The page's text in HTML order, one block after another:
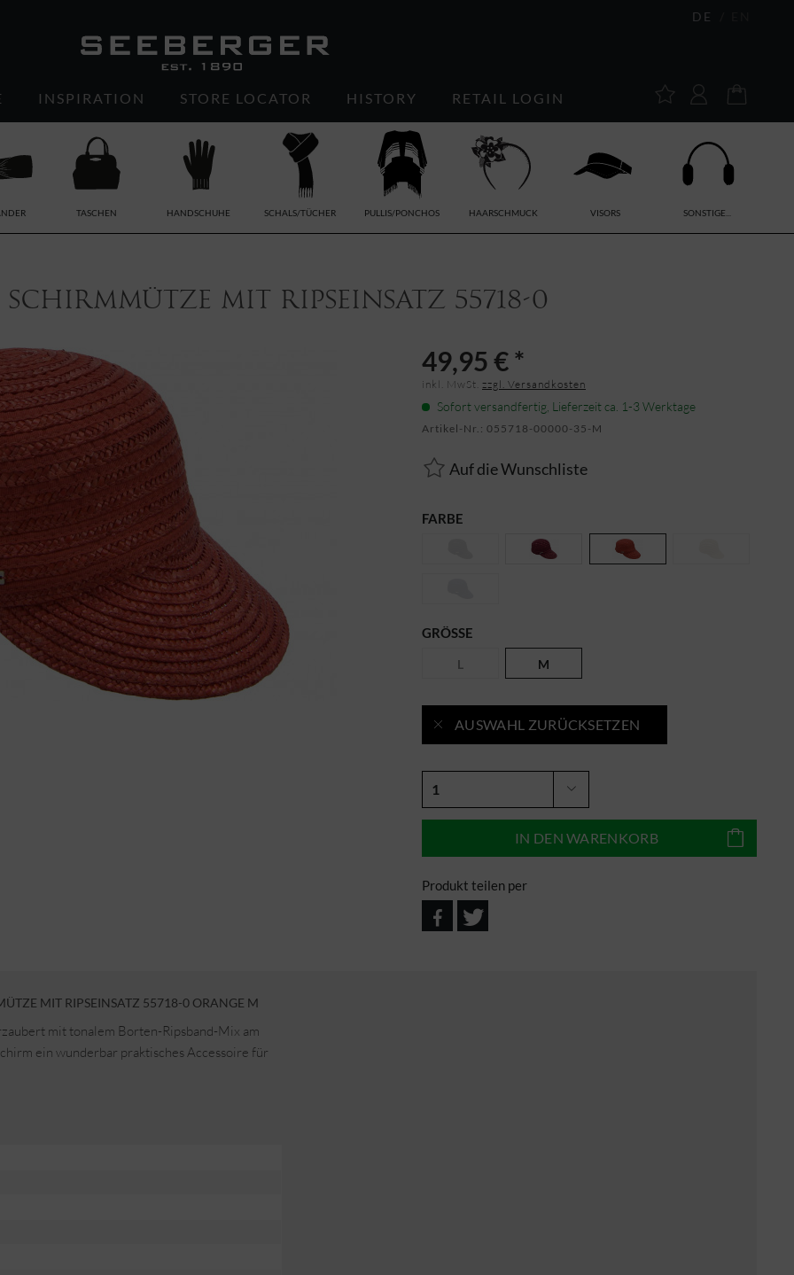
DE
INSPIRATION STORE LOCATOR HISTORY RETAIL LOGIN
TASCHEN HANDSCHUHE SCHALS/TÜCHER PULLIS/PONCHOS HAARSCHMUCK VISORS SONSTIGE...
mit Ripseinsatz 55718-0
49,95 € *
inkl. MwSt. zzgl. Versandkosten
Sofort versandfertig, Lieferzeit ca. 1-3 Werktage
Artikel-Nr.: 055718-00000-35-M
Auf die Wunschliste
FARBE
GRÖSSE
L M
AUSWAHL ZURÜCKSETZEN
IN DEN WARENKORB
Produkt teilen per
MIT RIPSEINSATZ 55718-0 ORANGE M
mit tonalem Borten-Ripsband-Mix am
ein wunderbar praktisches Accessoire für